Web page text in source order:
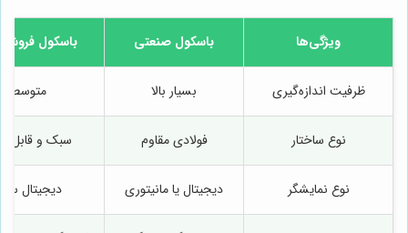
ویژگی‌ها باسکول صنعتی باسکول
ظرفیت اندازه‌گیری بسیار بالا متوسط
نوع ساختار فولادی مقاوم سبک و قابل
نوع نمایشگر دیجیتال یا مانیتوری دیجیتال